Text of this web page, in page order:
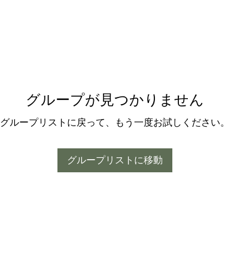
グループが見つかりません
グループリストに戻って、もう一度お試しください。
グループリストに移動